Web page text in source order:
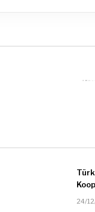
24/